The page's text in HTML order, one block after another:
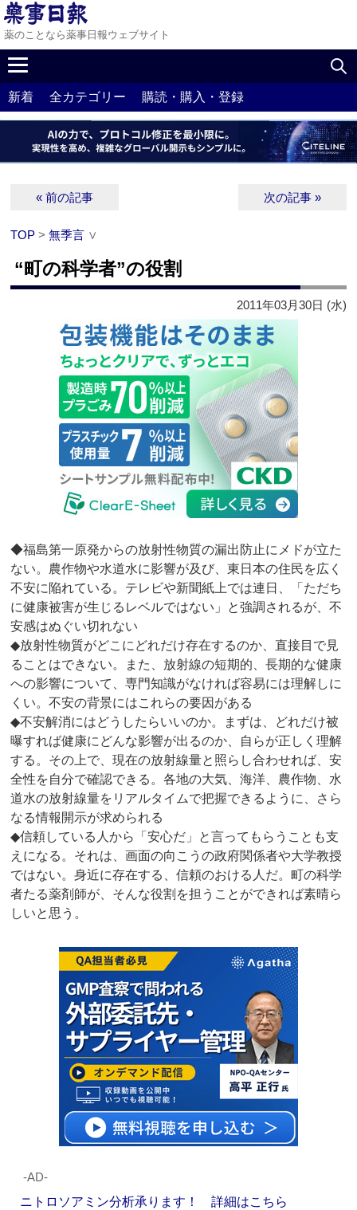
薬のことなら薬事日報ウェブサイト
新着 全カテゴリー 購読・購入・登録
« 前の記事 次の記事 »
TOP >無季言 ∨
“町の科学者”の役割
2011年03月30日 (水)
◆福島第一原発からの放射性物質の漏出防止にメドが立た
ない。農作物や水道水に影響が及び、東日本の住民を広く
不安に陥れている。テレビや新聞紙上では連日、「ただち
に健康被害が生じるレベルではない」と強調されるが、不
安感はぬぐい切れない
◆放射性物質がどこにどれだけ存在するのか、直接目で見
ることはできない。また、放射線の短期的、長期的な健康
への影響について、専門知識がなければ容易には理解しに
くい。不安の背景にはこれらの要因がある
◆不安解消にはどうしたらいいのか。まずは、どれだけ被
曝すれば健康にどんな影響が出るのか、自らが正しく理解
する。その上で、現在の放射線量と照らし合わせれば、安
全性を自分で確認できる。各地の大気、海洋、農作物、水
道水の放射線量をリアルタイムで把握できるように、さら
なる情報開示が求められる
◆信頼している人から「安心だ」と言ってもらうことも支
えになる。それは、画面の向こうの政府関係者や大学教授
ではない。身近に存在する、信頼のおける人だ。町の科学
者たる薬剤師が、そんな役割を担うことができれば素晴ら
しいと思う。
‐AD‐
ニトロソアミン分析承ります！ 詳細はこちら